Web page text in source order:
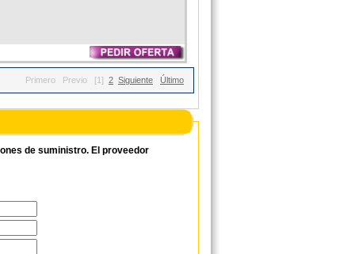
Primero Previo [1] 2 Siguiente Último
de suministro. El proveedor